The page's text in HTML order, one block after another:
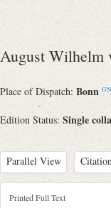
August Wilhelm
Place of Dispatch: Bonn
Edition Status: Single
Parallel View
Metadata
Printed Full Text